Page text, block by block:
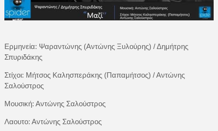
Ερμηνεία: Ψαραντώνης (Αντώνης Ξυλούρης) / Δημήτρης
Σπυριδάκης
Στίχοι: Μήτσος Καλησπεράκης (Παπαμήτσος) / Αντώνης
Σαλούστρος
Μουσική: Αντώνης Σαλούστρος
Λαουτο: Αντώνης Σαλούστρος